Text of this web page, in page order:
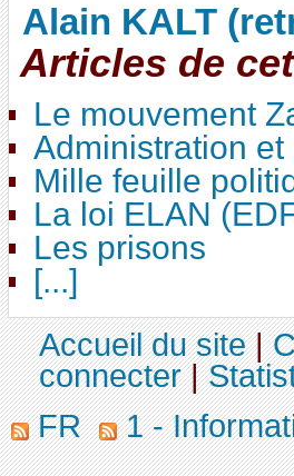
Alain KALT
Articles de
Le mouvement
Administration
Mille feuille
La loi ELAN
Les prisons
[...]
Accueil du site|
connecter|
FR
1 -